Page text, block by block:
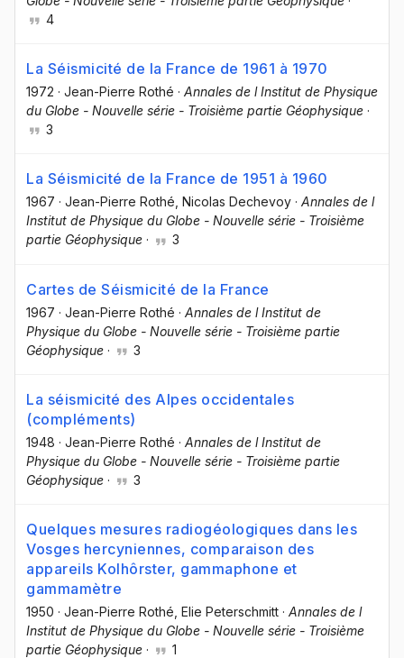
4
La Séismicité de la France de 1961 à 1970
1972 · Jean-Pierre Rothé · Annales de l Institut de Physique
du Globe - Nouvelle série - Troisième partie Géophysique ·
3
La Séismicité de la France de 1951 à 1960
1967 · Jean-Pierre Rothé , Nicolas Dechevoy · Annales de l
Institut de Physique du Globe - Nouvelle série - Troisième
partie Géophysique · 3
Cartes de Séismicité de la France
1967 · Jean-Pierre Rothé · Annales de l Institut de
Physique du Globe - Nouvelle série - Troisième partie
Géophysique · 3
La séismicité des Alpes occidentales
(compléments)
1948 · Jean-Pierre Rothé · Annales de l Institut de
Physique du Globe - Nouvelle série - Troisième partie
Géophysique · 3
Quelques mesures radiogéologiques dans les
Vosges hercyniennes, comparaison des
appareils Kolhôrster, gammaphone et
gammamètre
1950 · Jean-Pierre Rothé , Elie Peterschmitt · Annales de l
Institut de Physique du Globe - Nouvelle série - Troisième
partie Géophysique · 1